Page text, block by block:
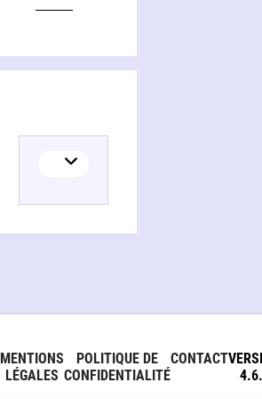
MENTIONS
LÉGALES
POLITIQUE DE
CONFIDENTIALITÉ
CONTACT